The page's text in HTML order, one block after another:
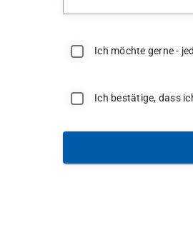
Ich möchte gerne -
Ich bestätige, dass